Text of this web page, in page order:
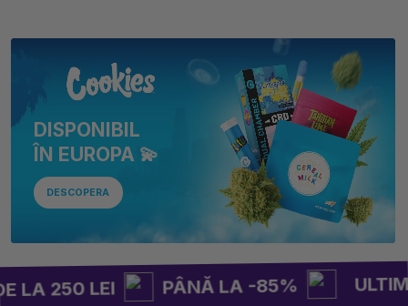
DISPONIBIL
ÎN EUROPA 💫
DESCOPERA
LEI PÂNĂ LA -85% ULTIMA